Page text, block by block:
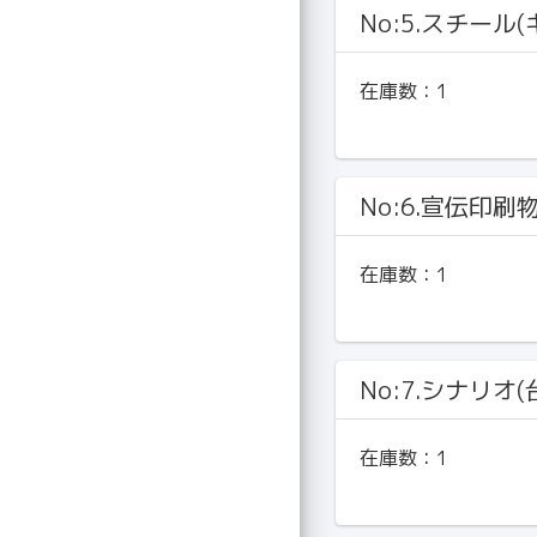
No:5.スチール(
在庫数： 1
No:6.宣伝印刷
在庫数： 1
No:7.シナリオ(
在庫数： 1